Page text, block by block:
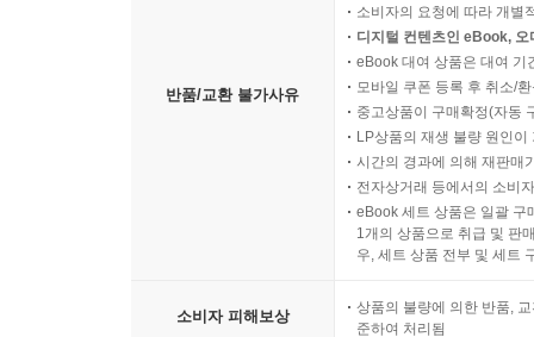
반품/교환 불가사유
소비자의 요청에 따라 개별
디지털 컨텐츠인 eBook,
eBook 대여 상품은 대여 기
모바일 쿠폰 등록 후 취소/
중고상품이 구매확정(자동
LP상품의 재생 불량 원인
시간의 경과에 의해 재판매
전자상거래 등에서의 소비
eBook 세트 상품은 일괄 구
1개의 상품으로 취급 및 판
우, 세트 상품 전부 및 세트
소비자 피해보상
상품의 불량에 의한 반품,
준하여 처리됨